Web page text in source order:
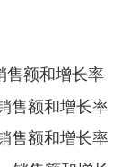
售额和增长率
售额和增长率
售额和增长率